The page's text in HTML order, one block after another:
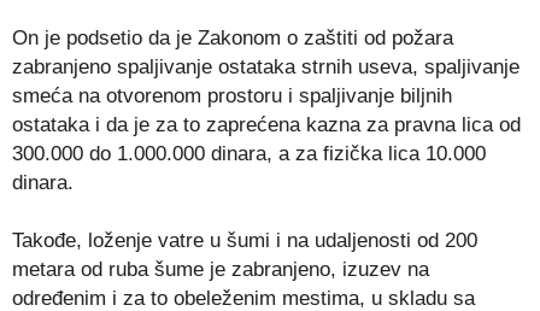
On je podsetio da je Zakonom o zaštiti od požara
zabranjeno spaljivanje ostataka strnih useva, spaljivanje
smeća na otvorenom prostoru i spaljivanje biljnih
ostataka i da je za to zaprećena kazna za pravna lica od
300.000 do 1.000.000 dinara, a za fizička lica 10.000
dinara.
Takođe, loženje vatre u šumi i na udaljenosti od 200
metara od ruba šume je zabranjeno, izuzev na
određenim i za to obeleženim mestima, u skladu sa